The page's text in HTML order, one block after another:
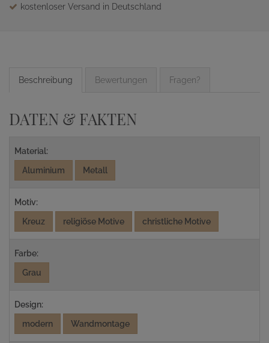
kostenloser Versand in Deutschland
Beschreibung Bewertungen Fragen?
DATEN & FAKTEN
Material:
Aluminium
Metall
Motiv:
Kreuz
religiöse Motive christliche Motive
Farbe:
Grau
Design:
modern
Wandmontage